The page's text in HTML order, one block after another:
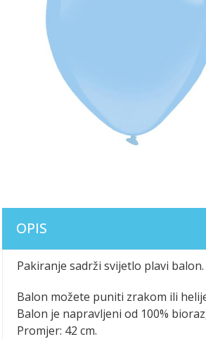
OPIS
Pakiranje sadrži svijetlo plavi balon.
Balon možete puniti zrakom ili
Balon je napravljeni od 100%
Promjer: 42 cm.